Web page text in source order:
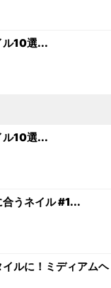
ル10選...
ル10選...
うネイル #1...
ルに！ミディアムヘ